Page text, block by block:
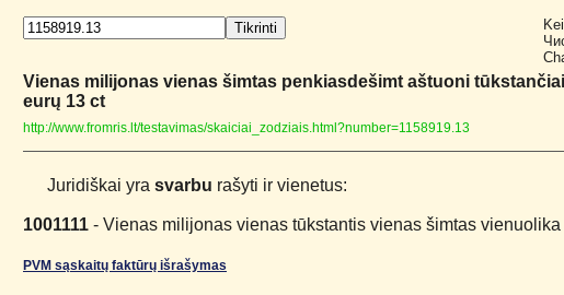
Vienas milijonas vienas šimtas penkiasdešimt aštuoni
eurų 13 ct
http://www.fromris.lt/testavimas/skaiciai_zodziais.html?number=1158919.13
Juridiškai yra svarbu rašyti ir vienetus:
1001111 - Vienas milijonas vienas tūkstantis vienas šimtas vienuolika
PVM sąskaitų faktūrų išrašymas